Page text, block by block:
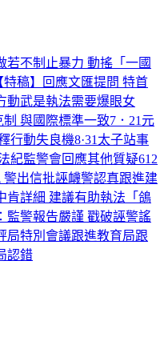
若不制止暴力 動搖「一國
特稿】回應文匯提問 特首
動武是執法需要爆眼女
制 與國際標準一致7．21元
行動失良機8·31太子站事
紀監警會回應其他質疑612
警出信批誣衊警認真跟進建
肯詳細 建議有助執法 「鴿
監警報告嚴謹 戳破誣警謠
局特別會議跟進教育局跟
認錯